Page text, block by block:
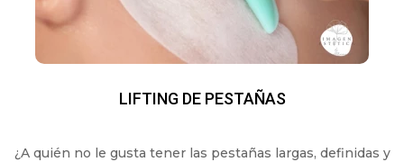
LIFTING DE PESTAÑAS
¿A quién no le gusta tener las pestañas largas, definidas y